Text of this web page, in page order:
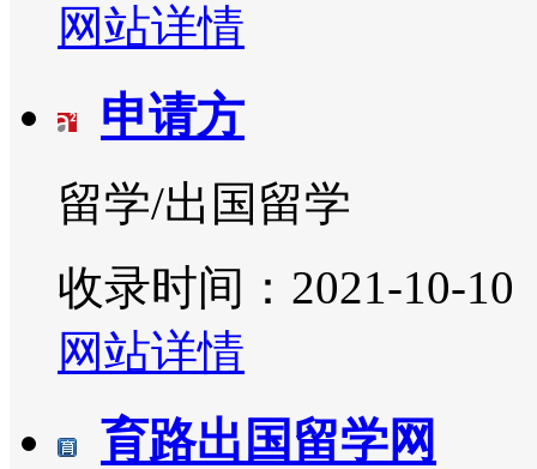
网站详情
申请方
留学/出国留学
收录时间：2021-10-10
网站详情
育路出国留学网